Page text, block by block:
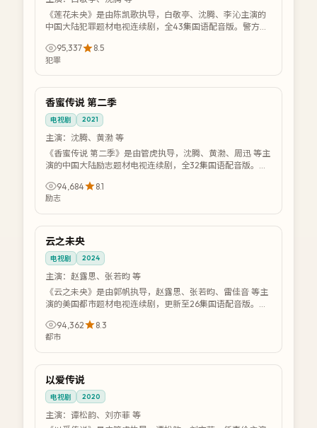
《莲花未央》是由陈凯歌执导，白敬亭、沈腾、李沁主演的
中国大陆犯罪题材电视连续剧，全43集国语配音版。警方与
95,337
8.5
犯罪
中国
36:08
香蜜传说 第二季
电视剧 2021
主演： 沈腾、黄渤 等
《香蜜传说 第二季》是由管虎执导，沈腾、黄渤、周迅 等主
演的中国大陆励志题材电视连续剧，全32集国语配音版。失
94,684
8.1
励志
美国
36:08
云之未央
电视剧 2024
主演： 赵露思、张若昀 等
《云之未央》是由郭帆执导，赵露思、张若昀、雷佳音 等主
演的美国都市题材电视连续剧，更新至26集国语配音版。北
94,362
8.3
都市
中国
37:35
以爱传说
电视剧 2020
主演： 谭松韵、刘亦菲 等